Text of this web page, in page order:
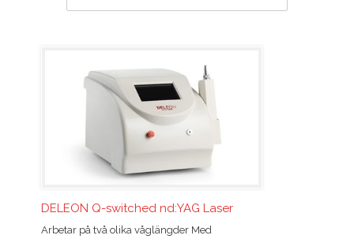
DELEON Q-switched nd:YAG Laser
Arbetar på två olika våglängder Med